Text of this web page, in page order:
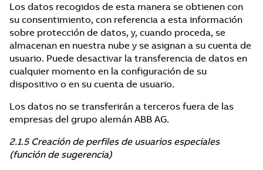
Los datos recogidos de esta manera se obtienen con
su consentimiento, con referencia a esta información
sobre protección de datos, y, cuando proceda, se
almacenan en nuestra nube y se asignan a su cuenta de
usuario. Puede desactivar la transferencia de datos en
cualquier momento en la configuración de su
dispositivo o en su cuenta de usuario.
Los datos no se transferirán a terceros fuera de las
empresas del grupo alemán ABB AG.
2.1.5 Creación de perfiles de usuarios especiales
(función de sugerencia)